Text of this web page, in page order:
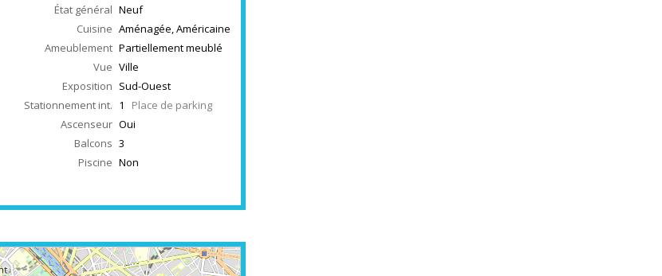
État général Neuf
Cuisine Aménagée, Américaine
Ameublement Partiellement meublé
Vue Ville
Exposition Sud-Ouest
Stationnement int. 1 Place de parking
Ascenseur Oui
Balcons 3
Piscine Non